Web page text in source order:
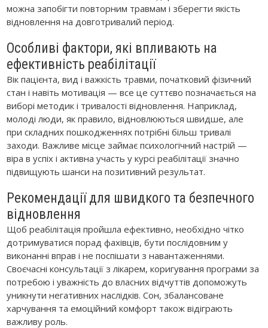
можна запобігти повторним травмам і зберегти якість
відновлення на довготривалий період.
Особливі фактори, які впливають на
ефективність реабілітації
Вік пацієнта, вид і важкість травми, початковий фізичний
стан і навіть мотивація — все це суттєво позначається на
виборі методик і тривалості відновлення. Наприклад,
молоді люди, як правило, відновлюються швидше, але
при складних пошкодженнях потрібні більш тривалі
заходи. Важливе місце займає психологічний настрій —
віра в успіх і активна участь у курсі реабілітації значно
підвищують шанси на позитивний результат.
Рекомендації для швидкого та безпечного
відновлення
Щоб реабілітація пройшла ефективно, необхідно чітко
дотримуватися порад фахівців, бути послідовним у
виконанні вправ і не поспішати з навантаженнями.
Своєчасні консультації з лікарем, коригування програми за
потребою і уважність до власних відчуттів допоможуть
уникнути негативних наслідків. Сон, збалансоване
харчування та емоційний комфорт також відіграють
важливу роль.